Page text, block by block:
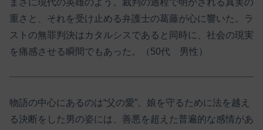
重さと、それを受け止める弁護士の葛藤が心に響いた。ラ
ストの無罪判決はカタルシスであると同時に、社会の現実
を痛感させる瞬間でもあった。（50代 男性）
物語の中心にあるのは“父の愛”。娘を守るために法を越え
る決断をした男の姿には、善悪を超えた普遍的な感情があ